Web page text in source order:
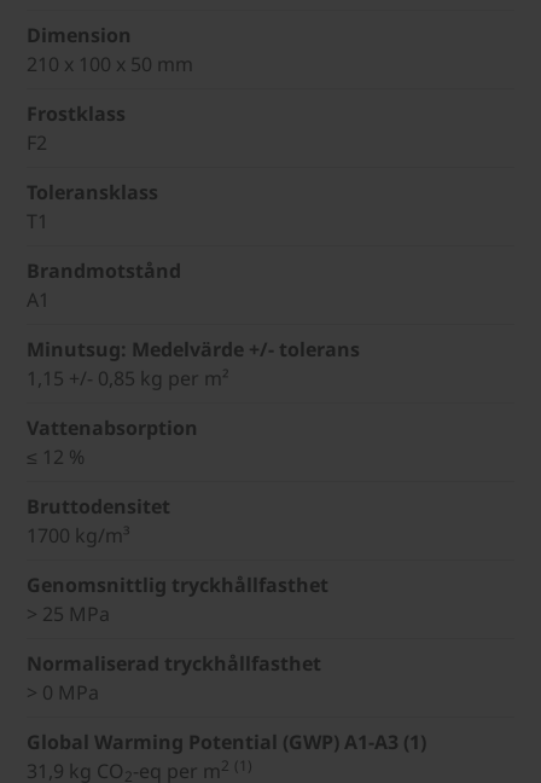
Dimension
210 x 100 x 50 mm
Frostklass
F2
Toleransklass
T1
Brandmotstånd
A1
Minutsug: Medelvärde +/- tolerans
1,15 +/- 0,85 kg per m²
Vattenabsorption
≤ 12 %
Bruttodensitet
1700 kg/m³
Genomsnittlig tryckhållfasthet
> 25 MPa
Normaliserad tryckhållfasthet
> 0 MPa
Global Warming Potential (GWP) A1-A3 (1)
31,9 kg CO2-eq per m2 (1)